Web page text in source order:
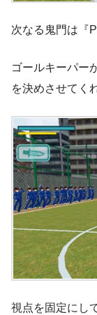
次なる鬼門は『
ゴールキーパー
を決めさせてく
視点を固定にし